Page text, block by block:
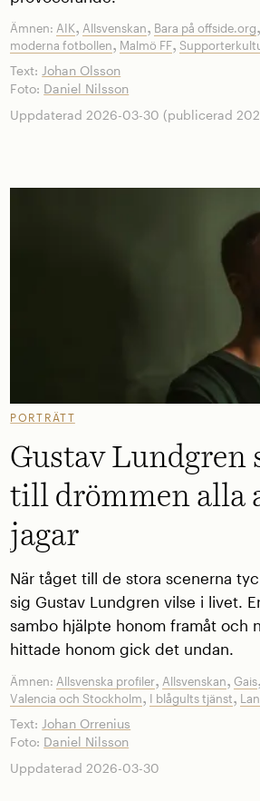
Ämnen:AIK,Allsvenskan, Bara på offside.org,
moderna fotbollen, Malmö FF,
Text: Johan Olsson
Foto: Daniel Nilsson
Uppdaterad 2026-03-30 (publicerad
PORTRÄTT
Gustav Lundgren
till drömmen alla
jagar
När tåget till de stora scenerna
sig Gustav Lundgren vilse i livet.
sambo hjälpte honom framåt och
hittade honom gick det undan.
Ämnen: Allsvenska profiler,Allsvenskan,Gais,
Valencia och Stockholm, I blågults tjänst,
Text: Johan Orrenius
Foto: Daniel Nilsson
Uppdaterad 2026-03-30